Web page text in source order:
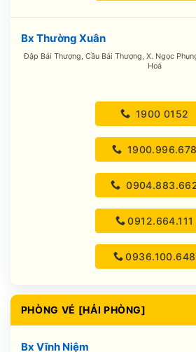
Bx Thường Xuân
Đập Bái Thượng, Cầu Bái Thượng, X. Ngọc
Hoá
1900 0152
1900.996.678
0912.664.111
0936.100.648
PHÒNG VÉ [HẢI PHÒNG]
Bx Vĩnh Niệm